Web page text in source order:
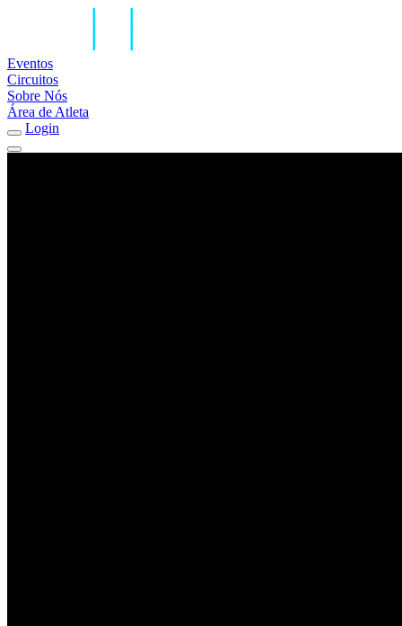
Eventos
Circuitos
Sobre Nós
Área de Atleta
Login